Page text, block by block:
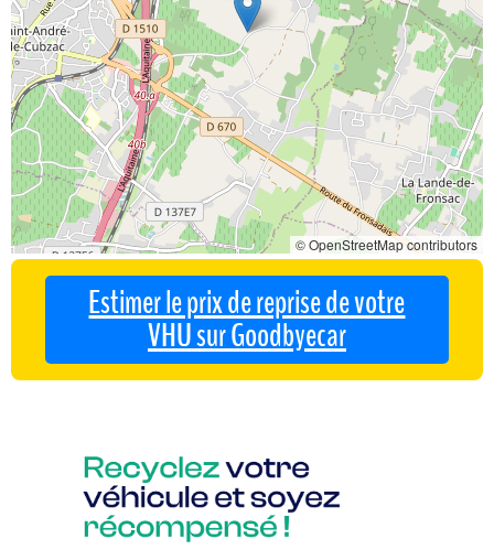
© OpenStreetMap contributors
Estimer le prix de reprise de votre
VHU sur Goodbyecar